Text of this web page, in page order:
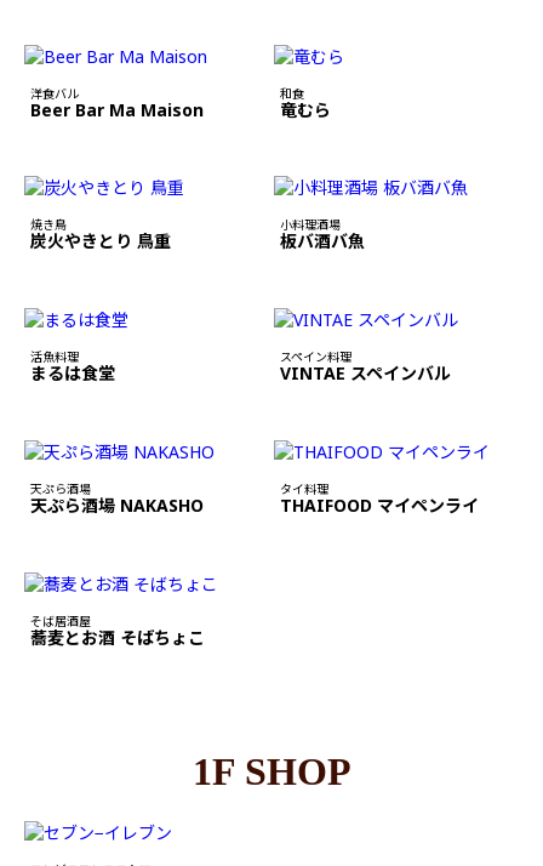
洋食バル
Beer Bar Ma Maison
和食
竜むら
焼き鳥
炭火やきとり 鳥重
小料理酒場
板バ酒バ魚
活魚料理
まるは食堂
スペイン料理
VINTAE スペインバル
天ぷら酒場
天ぷら酒場 NAKASHO
タイ料理
THAIFOOD マイペンライ
そば居酒屋
蕎麦とお酒 そばちょこ
1F SHOP